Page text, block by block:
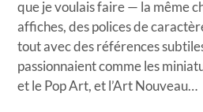
que je voulais faire — la même
affiches, des polices de
tout avec des références
passionnaient comme les
et le Pop Art, et l’Art Nouveau…